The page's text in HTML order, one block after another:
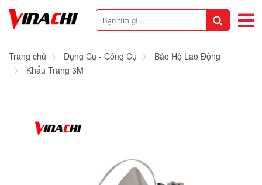
Trang chủ Dụng Cụ - Công Cụ
Bảo Hộ Lao Động
Khẩu Trang 3M